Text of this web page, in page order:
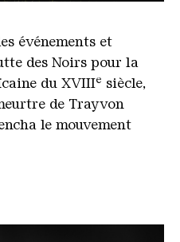
événements et
des Noirs pour la
du XVIIIe siècle,
de Trayvon
le mouvement